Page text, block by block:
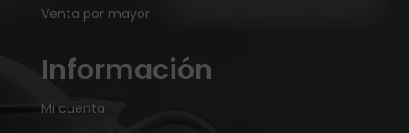
Venta por mayor
Información
Mi cuenta